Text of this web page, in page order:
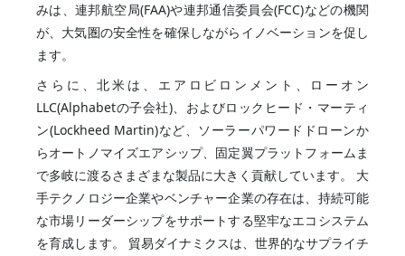
みは、連邦航空局(FAA)や連邦通信委員会(FCC)などの機関
が、大気圏の安全性を確保しながらイノベーションを促し
ます。
さらに、北米は、エアロビロンメント、ローオン
LLC(Alphabetの子会社)、およびロックヒード・マーティ
ン(Lockheed Martin)など、ソーラーパワードドローンか
らオートノマイズエアシップ、固定翼プラットフォームま
で多岐に渡るさまざまな製品に大きく貢献しています。 大
手テクノロジー企業やベンチャー企業の存在は、持続可能
な市場リーダーシップをサポートする堅牢なエコシステム
を育成します。 貿易ダイナミクスは、世界的なサプライチ